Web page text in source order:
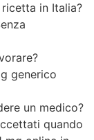
in Italia?
generico
un medico?
quando